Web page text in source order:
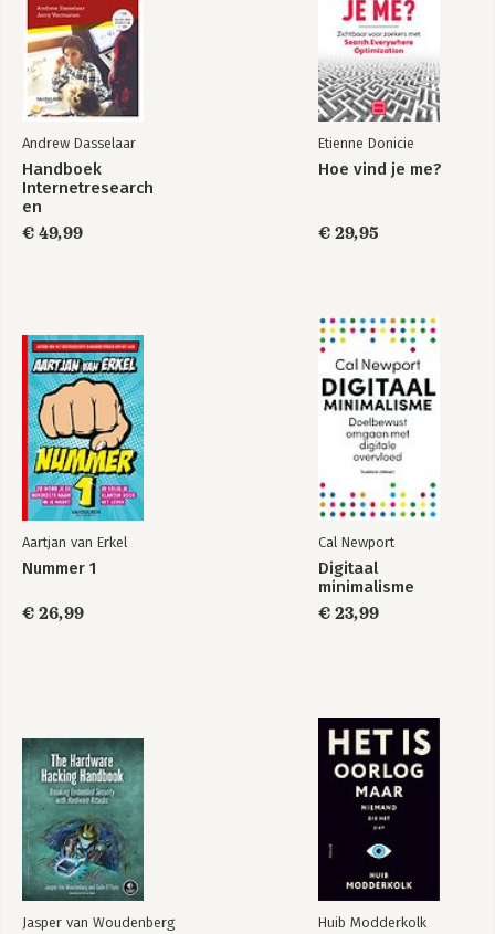
Andrew Dasselaar
Handboek
Internetresearch
en
datajournalistiek
€ 49,99
Etienne Donicie
Hoe vind je me?
€ 29,95
Aartjan van Erkel
Nummer 1
€ 26,99
Cal Newport
Digitaal
minimalisme
€ 23,99
Jasper van Woudenberg Huib Modderkolk